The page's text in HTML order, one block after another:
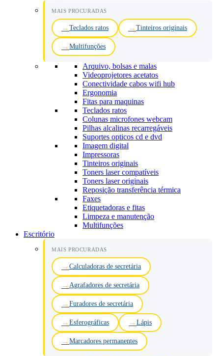
MAIS PROCURADAS
Teclados ratos Tinteiros originais
Multifunções
Arquivo, bolsas e malas
Videoprojetores acetatos
Conectividade cabos wifi hub
Ergonomia
Fitas para maquinas
Teclados ratos
Colunas microfones webcam
Pilhas alcalinas recarregáveis
Suportes opticos cd e dvd
Imagem digital
Impressoras
Tinteiros originais
Toners laser compatíveis
Toners laser originais
Reposição transferência térmica
Faxes
Etiquetadoras e fitas
Limpeza e manutenção
Multifunções
Escritório
MAIS PROCURADAS
Calculadoras de secretária
Agrafadores de secretária
Furadores de secretária
Esferográficas Lápis
Marcadores permanentes